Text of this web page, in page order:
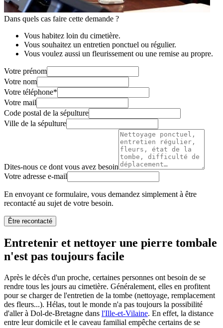
Dans quels cas faire cette demande ?
Vous habitez loin du cimetière.
Vous souhaitez un entretien ponctuel ou régulier.
Vous voulez aussi un fleurissement ou une remise au propre.
Votre prénom
Votre nom
Votre téléphone*
Votre mail
Code postal de la sépulture
Ville de la sépulture
Dites-nous ce dont vous avez besoin
Votre adresse e-mail
En envoyant ce formulaire, vous demandez simplement à être
recontacté au sujet de votre besoin.
Être recontacté
Entretenir et nettoyer une pierre tombale
n'est pas toujours facile
Après le décès d'un proche, certaines personnes ont besoin de se
rendre tous les jours au cimetière. Généralement, elles en profitent
pour se charger de l'entretien de la tombe (nettoyage, remplacement
des fleurs...). Hélas, tout le monde n'a pas toujours la possibilité
d'aller à Dol-de-Bretagne dans l'Ille-et-Vilaine. En effet, la distance
entre leur domicile et le caveau familial empêche certains de se